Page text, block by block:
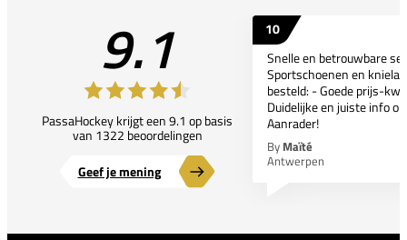
9.1
PassaHockey krijgt een 9.1 op basis
van 1322 beoordelingen
Geef je mening
10
Snelle en betrouwbare
Sportschoenen en
besteld: - Goede prijs-
Duidelijke en juiste info
Aanrader!
By Maïté
Antwerpen